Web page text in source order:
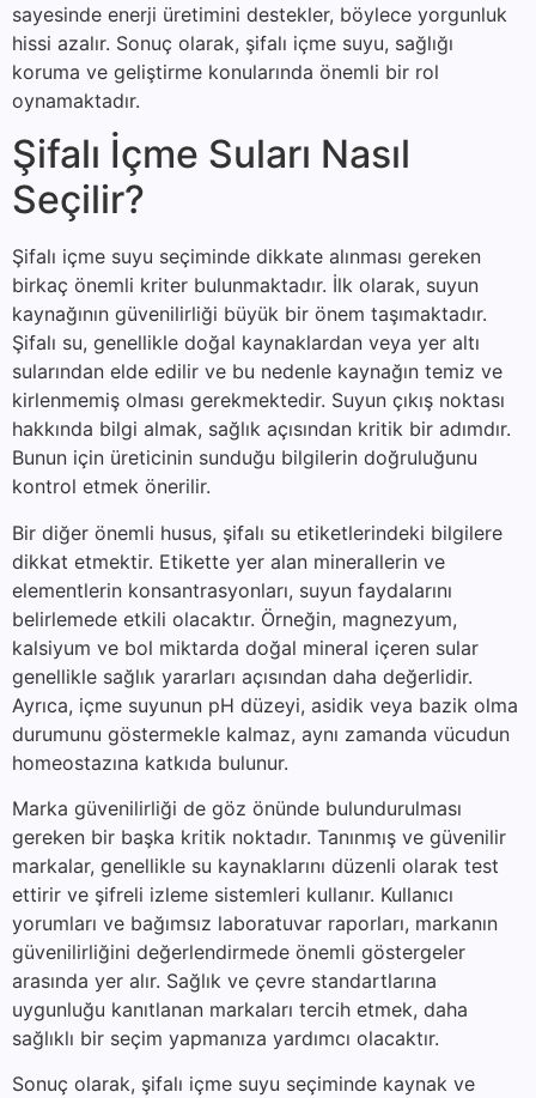
sayesinde enerji üretimini destekler, böylece yorgunluk
hissi azalır. Sonuç olarak, şifalı içme suyu, sağlığı
koruma ve geliştirme konularında önemli bir rol
oynamaktadır.
Şifalı İçme Suları Nasıl
Seçilir?
Şifalı içme suyu seçiminde dikkate alınması gereken
birkaç önemli kriter bulunmaktadır. İlk olarak, suyun
kaynağının güvenilirliği büyük bir önem taşımaktadır.
Şifalı su, genellikle doğal kaynaklardan veya yer altı
sularından elde edilir ve bu nedenle kaynağın temiz ve
kirlenmemiş olması gerekmektedir. Suyun çıkış noktası
hakkında bilgi almak, sağlık açısından kritik bir adımdır.
Bunun için üreticinin sunduğu bilgilerin doğruluğunu
kontrol etmek önerilir.
Bir diğer önemli husus, şifalı su etiketlerindeki bilgilere
dikkat etmektir. Etikette yer alan minerallerin ve
elementlerin konsantrasyonları, suyun faydalarını
belirlemede etkili olacaktır. Örneğin, magnezyum,
kalsiyum ve bol miktarda doğal mineral içeren sular
genellikle sağlık yararları açısından daha değerlidir.
Ayrıca, içme suyunun pH düzeyi, asidik veya bazik olma
durumunu göstermekle kalmaz, aynı zamanda vücudun
homeostazına katkıda bulunur.
Marka güvenilirliği de göz önünde bulundurulması
gereken bir başka kritik noktadır. Tanınmış ve güvenilir
markalar, genellikle su kaynaklarını düzenli olarak test
ettirir ve şifreli izleme sistemleri kullanır. Kullanıcı
yorumları ve bağımsız laboratuvar raporları, markanın
güvenilirliğini değerlendirmede önemli göstergeler
arasında yer alır. Sağlık ve çevre standartlarına
uygunluğu kanıtlanan markaları tercih etmek, daha
sağlıklı bir seçim yapmanıza yardımcı olacaktır.
Sonuç olarak, şifalı içme suyu seçiminde kaynak ve